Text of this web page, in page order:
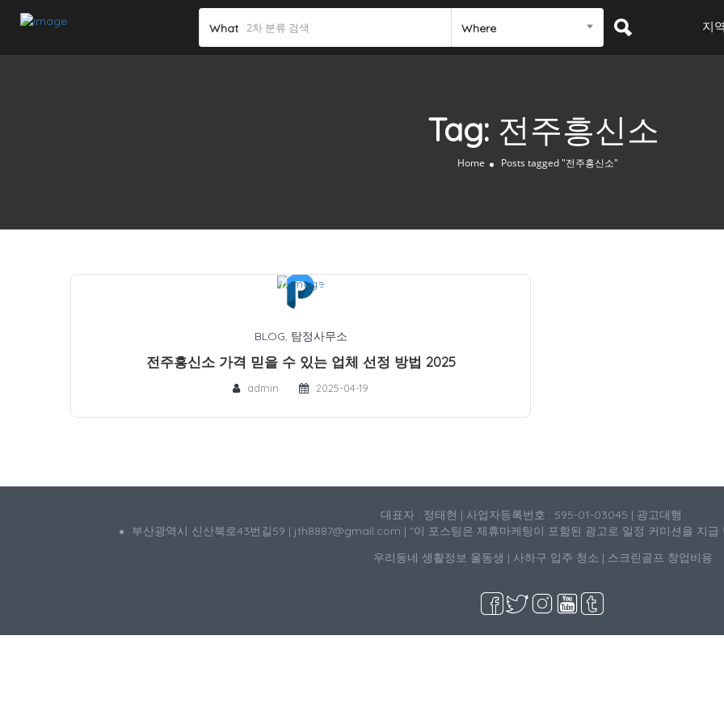
What Where 지
Tag: 전주흥신소
Home Posts tagged "전주흥신소"
BLOG, 탐정사무소
전주흥신소 가격 믿을 수 있는 업체 선정 방법 2025
admin 2025-04-19
대표자 : 정태현 | 사업자등록번호 : 595-01-03045 | 광고대행
부산광역시 신산북로43번길59 | jth8887@gmail.com | "이 포스팅은 제휴마케팅이 포함된 광고로 일정 커미션을 지급
우리동네 생활정보 울동생 | 사하구 입주 청소 | 스크린골프 창업비용